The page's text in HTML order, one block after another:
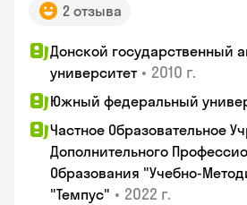
2 отзыва
Донской государственный
университет • 2010 г.
Южный федеральный
Частное Образовательное
Дополнительного
Образования "Учебно-
"Темпус" • 2022 г.